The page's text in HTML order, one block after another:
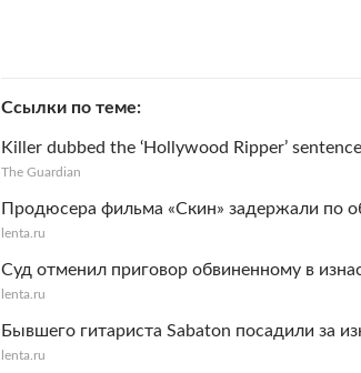
Ссылки по теме
Killer dubbed the ‘Hollywood Ripper’
The Guardian
Продюсера фильма «Скин» задержали по
lenta.ru
Суд отменил приговор обвиненному в
lenta.ru
Бывшего гитариста Sabaton посадили за
lenta.ru